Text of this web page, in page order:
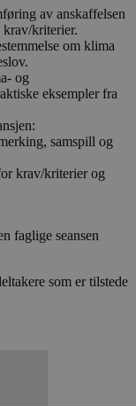
av anskaffelsen
kriterier.
om klima
og
eksempler fra
samspill og
krav/kriterier og
faglige seansen
som er tilstede